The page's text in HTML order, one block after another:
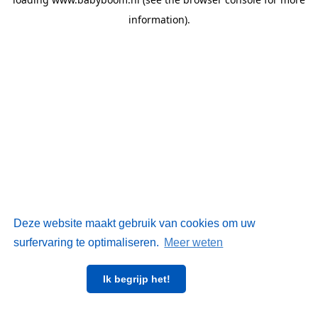
Deze website maakt gebruik van cookies om uw
surfervaring te optimaliseren. Meer weten
Ik begrijp het!
information).